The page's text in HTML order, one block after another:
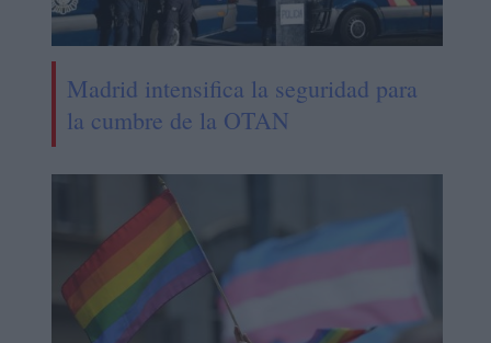
Madrid intensifica la seguridad para
la cumbre de la OTAN